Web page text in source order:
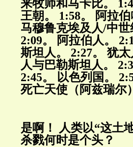
来牧师和马卡比。
王朝。 1:58。 阿拉
马穆鲁克埃及人/中
2:09。 阿拉伯人。
斯坦人。 2:27。 犹
人与巴勒斯坦人。
2:45。 以色列国。
死亡天使（阿兹瑞尔
是啊！ 人类以“这土
杀戮何时是个头？